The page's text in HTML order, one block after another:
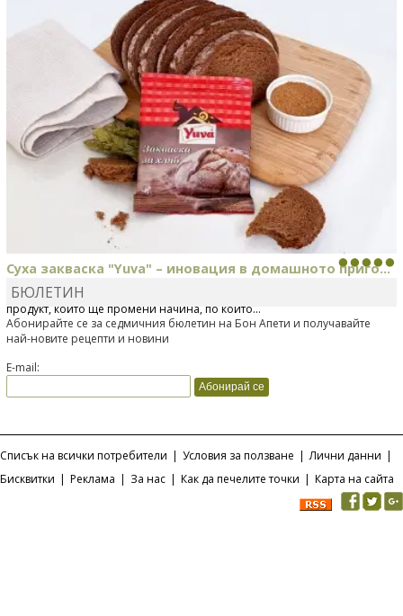
Суха закваска "Yuva" – иновация в домашното приго...
Отскоро Лесафр България стартира предлагането на изцяло нов
продукт, който ще промени начина, по който...
БЮЛЕТИН
Абонирайте се за седмичния бюлетин на Бон Апети и получавайте
най-новите рецепти и новини
E-mail:
Списък на всички потребители | Условия за ползване | Лични данни |
Бисквитки | Реклама | За нас | Как да печелите точки | Карта на сайта